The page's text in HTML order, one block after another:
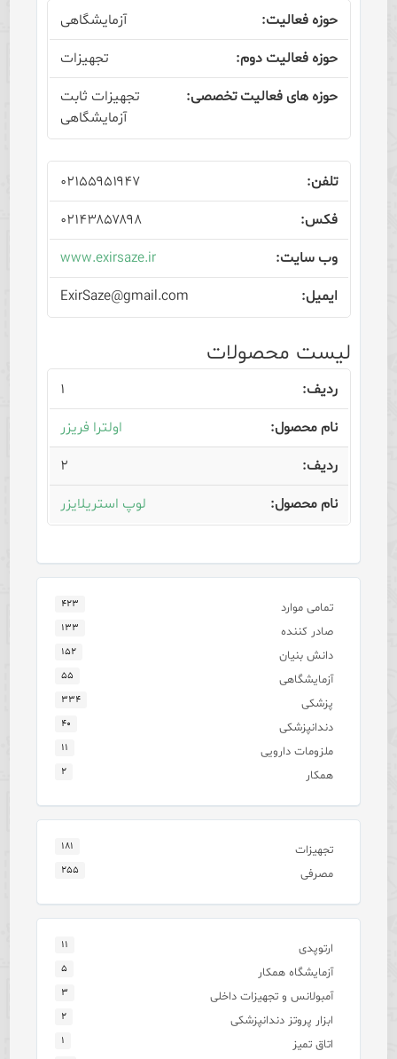
آزمایشگاهی
تجهیزات
تجهیزات ثابت
آزمایشگاهی
۰۲۱۵۵۹۵۱۹۴۷
۰۲۱۴۳۸۵۷۸۹۸
www.exirsaze.ir
ExirSaze@gmail.com
لیست محصولات
۱
اولترا فریزر
۲
لوپ استریلایزر
تمامی موارد ۴۲۳
صادر کننده ۱۳۳
دانش بنیان ۱۵۲
آزمایشگاهی ۵۵
پزشکی ۳۳۴
دندانپزشکی ۴۰
ملزومات دارویی ۱۱
همکار ۲
تجهیزات ۱۸۱
مصرفی ۲۵۵
ارتوپدی ۱۱
آزمایشگاه همکار ۵
آمبولانس و تجهیزات داخلی ۳
ابزار پروتز دندانپزشکی ۲
اتاق تمیز
۱